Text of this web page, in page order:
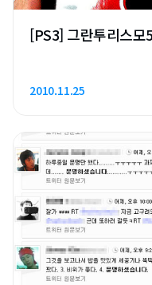
[PS3] 그란투리스모
2010.11.25